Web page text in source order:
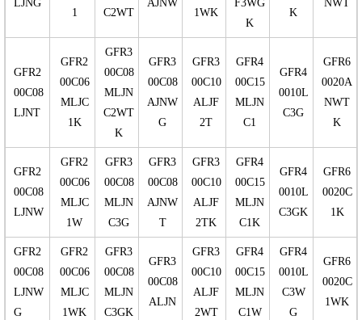
LJNG
1
C2WT
AJNW
1WK
F3WG
K
K
NWT
GFR2
00C08
LJNT
GFR2
00C06
MLJC
1K
GFR3
00C08
MLJN
C2WT
K
GFR3
00C08
AJNW
G
GFR3
00C10
ALJF
2T
GFR4
00C15
MLJN
C1
GFR4
0010L
C3G
GFR6
0020A
NWT
K
GFR2
00C08
LJNW
GFR2
00C06
MLJC
1W
GFR3
00C08
MLJN
C3G
GFR3
00C08
AJNW
T
GFR3
00C10
ALJF
2TK
GFR4
00C15
MLJN
C1K
GFR4
0010L
C3GK
GFR6
0020C
1K
GFR2
00C08
LJNW
G
GFR2
00C06
MLJC
1WK
GFR3
00C08
MLJN
C3GK
GFR3
00C08
ALJN
GFR3
00C10
ALJF
2WT
GFR4
00C15
MLJN
C1W
GFR4
0010L
C3W
G
GFR6
0020C
1WK